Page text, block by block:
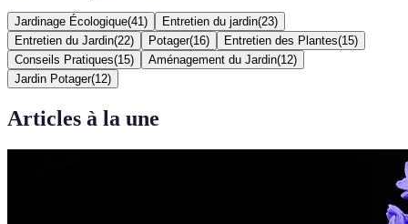
Jardinage Écologique(41 ) Entretien du jardin(23)
Entretien du Jardin(22) Potager(16) Entretien des Plantes(15)
Conseils Pratiques(15) Aménagement du Jardin(12)
Jardin Potager(12)
Articles à la une